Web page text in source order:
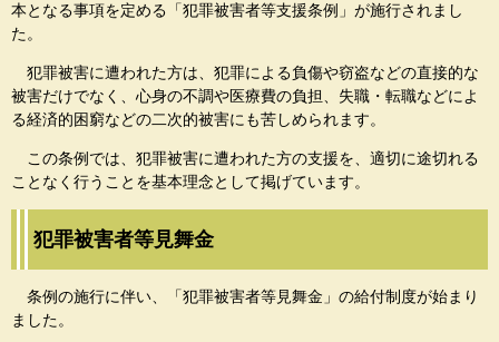
本となる事項を定める「犯罪被害者等支援条例」が施行されまし
た。
犯罪被害に遭われた方は、犯罪による負傷や窃盗などの直接的な
被害だけでなく、心身の不調や医療費の負担、失職・転職などによ
る経済的困窮などの二次的被害にも苦しめられます。
この条例では、犯罪被害に遭われた方の支援を、適切に途切れる
ことなく行うことを基本理念として掲げています。
犯罪被害者等見舞金
条例の施行に伴い、「犯罪被害者等見舞金」の給付制度が始まり
ました。